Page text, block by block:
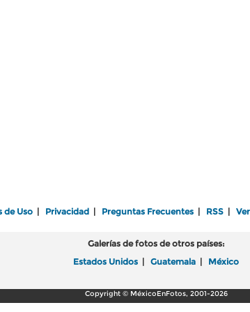
de Uso Privacidad Preguntas Frecuentes RSS
Galerías de fotos de otros países:
Estados Unidos
Guatemala México
Copyright © MéxicoEnFotos, 2001-2026